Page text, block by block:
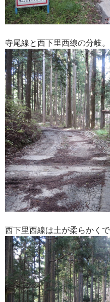
寺尾線と西下里西線の分岐
西下里西線は土が柔らかく